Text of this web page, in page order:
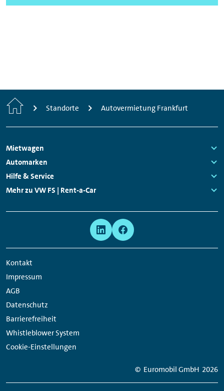
Start Standorte Autovermietung Frankfurt
Footer
Navigation
Mietwagen
Links:
Automarken
Links:
Hilfe & Service
Links:
Mehr zu VW FS | Rent-a-Car
Kontakt
Impressum
AGB
Datenschutz
Barrierefreiheit
Whistleblower System
Cookie-Einstellungen
Network
Links
© Euromobil GmbH 2026